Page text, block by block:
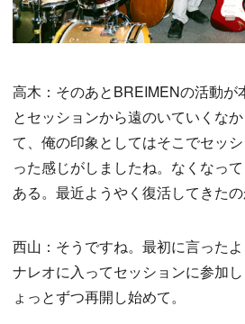
高木：そのあとBREIMENの活動が
とセッションから遠のいていくな
て、俺の印象としてはそこでセッ
った感じがしましたね。なくなっ
ある。最近ようやく復活してきたの
西山：そうですね。最初に言った
ナレオに入ってセッションに参加
ょっとずつ再開し始めて。